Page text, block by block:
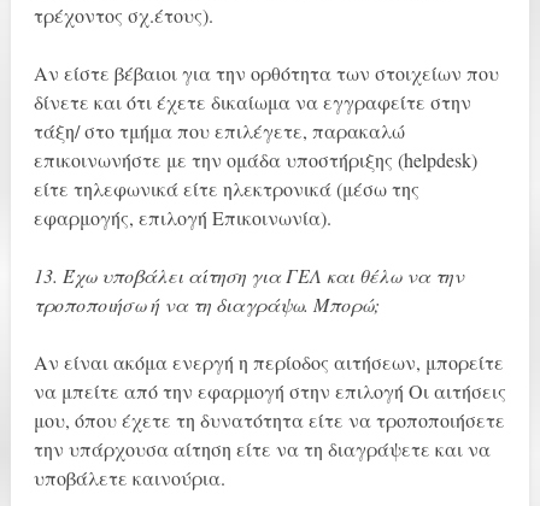
τρέχοντος σχ.έτους).
Αν είστε βέβαιοι για την ορθότητα των στοιχείων που
δίνετε και ότι έχετε δικαίωμα να εγγραφείτε στην
τάξη/ στο τμήμα που επιλέγετε, παρακαλώ
επικοινωνήστε με την ομάδα υποστήριξης (helpdesk)
είτε τηλεφωνικά είτε ηλεκτρονικά (μέσω της
εφαρμογής, επιλογή Επικοινωνία).
13. Έχω υποβάλει αίτηση για ΓΕΛ και θέλω να την
τροποποιήσω ή να τη διαγράψω. Μπορώ;
Αν είναι ακόμα ενεργή η περίοδος αιτήσεων, μπορείτε
να μπείτε από την εφαρμογή στην επιλογή Οι αιτήσεις
μου, όπου έχετε τη δυνατότητα είτε να τροποποιήσετε
την υπάρχουσα αίτηση είτε να τη διαγράψετε και να
υποβάλετε καινούρια.